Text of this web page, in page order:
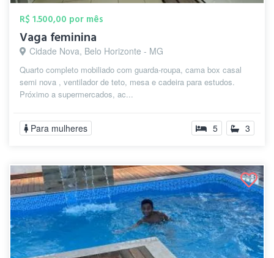
R$ 1.500,00 por mês
Vaga feminina
Cidade Nova, Belo Horizonte - MG
Quarto completo mobiliado com guarda-roupa, cama box casal
semi nova , ventilador de teto, mesa e cadeira para estudos.
Próximo a supermercados, ac...
Para mulheres 5 3